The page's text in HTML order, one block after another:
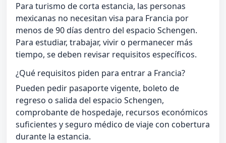
Para turismo de corta estancia, las personas
mexicanas no necesitan visa para Francia por
menos de 90 días dentro del espacio Schengen.
Para estudiar, trabajar, vivir o permanecer más
tiempo, se deben revisar requisitos específicos.
¿Qué requisitos piden para entrar a Francia?
Pueden pedir pasaporte vigente, boleto de
regreso o salida del espacio Schengen,
comprobante de hospedaje, recursos económicos
suficientes y seguro médico de viaje con cobertura
durante la estancia.